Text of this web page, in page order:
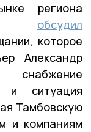
региона
обсудил
которое
Александр
и ситуация
Тамбовскую
и компаниям